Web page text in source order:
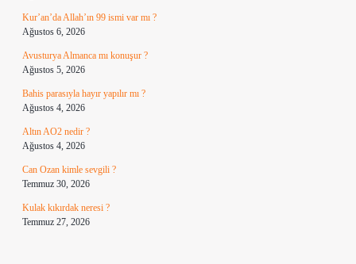
Kur’an’da Allah’ın 99 ismi var mı ?
Ağustos 6, 2026
Avusturya Almanca mı konuşur ?
Ağustos 5, 2026
Bahis parasıyla hayır yapılır mı ?
Ağustos 4, 2026
Altın AO2 nedir ?
Ağustos 4, 2026
Can Ozan kimle sevgili ?
Temmuz 30, 2026
Kulak kıkırdak neresi ?
Temmuz 27, 2026